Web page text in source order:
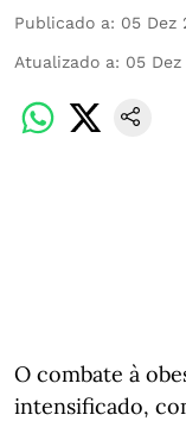
Publicado a: 05 Dez
Atualizado a: 05
O combate à
intensificado,